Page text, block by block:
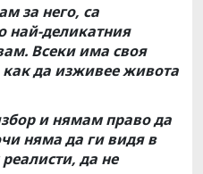
за него, са
най-деликатния
Всеки има своя
да изживее живота
и нямам право да
няма да ги видя в
да не